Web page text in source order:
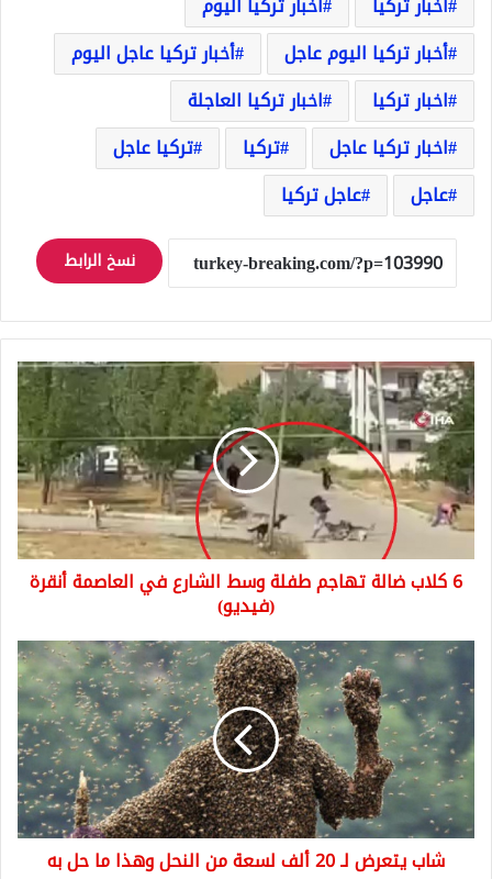
أخبار تركيا اليوم عاجل
أخبار تركيا عاجل اليوم
اخبار تركيا
اخبار تركيا العاجلة
اخبار تركيا عاجل
تركيا
تركيا عاجل
عاجل
عاجل تركيا
نسخ الرابط
6
كلاب
ضالة
تهاجم
طفلة
وسط
الشارع
في
العاصمة
أنقرة6 كلاب ضالة تهاجم طفلة وسط الشارع في العاصمة أنقرة
(فيديو)
شاب
يتعرض
لـ
20
ألف
لسعة
من
النحل
وهذا
شاب يتعرض لـ 20 ألف لسعة من النحل وهذا ما حل به